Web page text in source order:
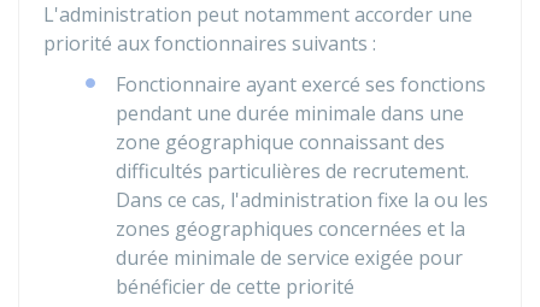
L'administration peut notamment accorder une
priorité aux fonctionnaires suivants :
Fonctionnaire ayant exercé ses fonctions
pendant une durée minimale dans une
zone géographique connaissant des
difficultés particulières de recrutement.
Dans ce cas, l'administration fixe la ou les
zones géographiques concernées et la
durée minimale de service exigée pour
bénéficier de cette priorité